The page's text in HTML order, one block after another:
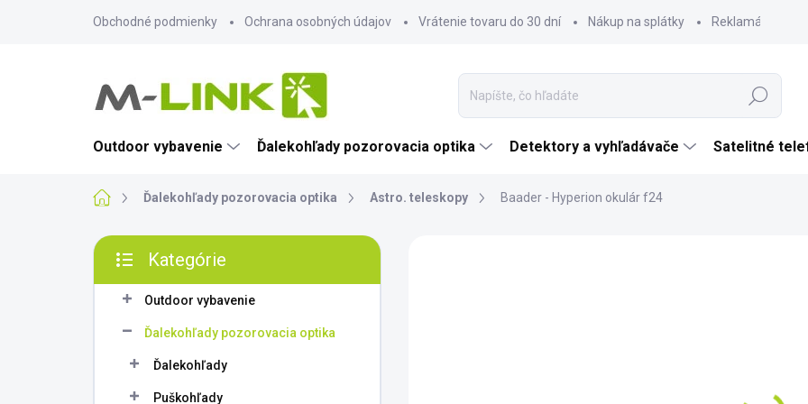
Obchodné podmienky Ochrana osobných údajov Vrátenie tovaru do 30 dní Nákup na splátky Reklamácia
Hľadať
Outdoor vybavenie Ďalekohľady pozorovacia optika Detektory a vyhľadávače Satelitné
DomovĎalekohľady pozorovacia optika Astro. teleskopy Baader - Hyperion okulár f24
B
č
kategórie
Kategórie
Outdoor vybavenie
Ďalekohľady pozorovacia optika
Ďalekohľady
Puškohľady